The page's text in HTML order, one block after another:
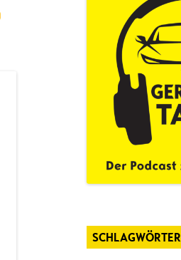
SCHLAGWÖRTER